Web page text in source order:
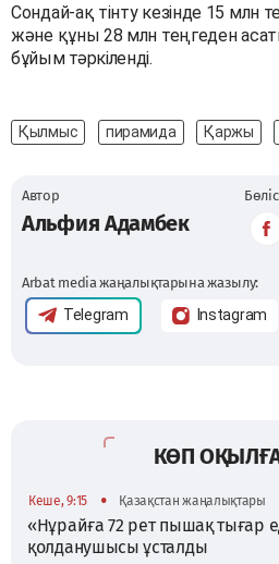
Сондай-ақ тінту кезінде 15 млн
және құны 28 млн теңгеден
бұйым тәркіленді.
Қылмыс пирамида Қаржы
Автор
Альфия Адамбек
Arbat media жаңалықтарына жазылу:
Telegram Instagram
КӨП
Кеше, 9:15 • Қазақстан жаңалықтары
«Нұрайға 72 рет пышақ тығар
қолданушысы ұсталды